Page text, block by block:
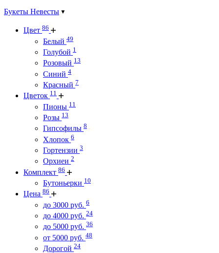
Букеты Невесты
Цвет 86
Белый 49
Голубой 1
Розовый 13
Синий 4
Красный 7
Цветок 11
Пионы 11
Розы 13
Гипсофилы 8
Хлопок 6
Гортензии 3
Орхиеи 2
Комплект 86
Бутоньерки 10
Цена 86
до 3000 руб. 6
до 4000 руб. 24
до 5000 руб. 36
от 5000 руб. 48
Дорогой 24